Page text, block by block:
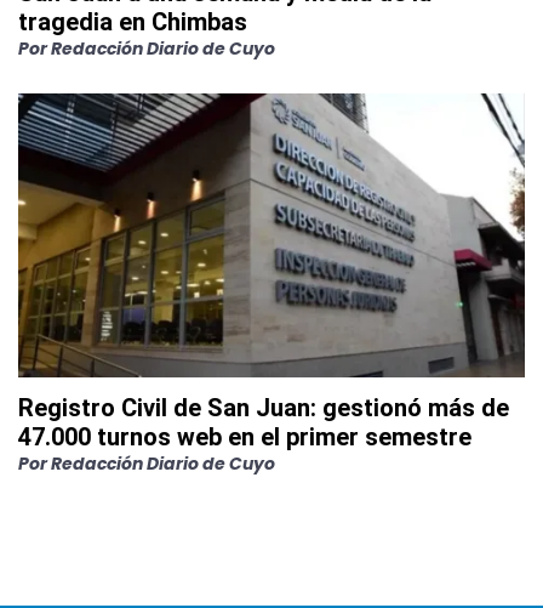
tragedia en Chimbas
PorRedacción Diario de Cuyo
Registro Civil de San Juan: gestionó más de
47.000 turnos web en el primer semestre
PorRedacción Diario de Cuyo